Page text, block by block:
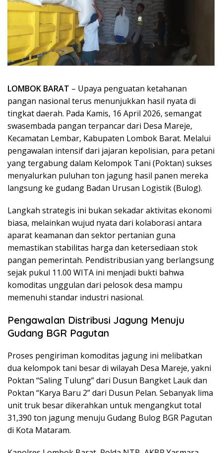
LOMBOK BARAT – Upaya penguatan ketahanan
pangan nasional terus menunjukkan hasil nyata di
tingkat daerah. Pada Kamis, 16 April 2026, semangat
swasembada pangan terpancar dari Desa Mareje,
Kecamatan Lembar, Kabupaten Lombok Barat. Melalui
pengawalan intensif dari jajaran kepolisian, para petani
yang tergabung dalam Kelompok Tani (Poktan) sukses
menyalurkan puluhan ton jagung hasil panen mereka
langsung ke gudang Badan Urusan Logistik (Bulog).
Langkah strategis ini bukan sekadar aktivitas ekonomi
biasa, melainkan wujud nyata dari kolaborasi antara
aparat keamanan dan sektor pertanian guna
memastikan stabilitas harga dan ketersediaan stok
pangan pemerintah. Pendistribusian yang berlangsung
sejak pukul 11.00 WITA ini menjadi bukti bahwa
komoditas unggulan dari pelosok desa mampu
memenuhi standar industri nasional.
Pengawalan Distribusi Jagung Menuju
Gudang BGR Pagutan
Proses pengiriman komoditas jagung ini melibatkan
dua kelompok tani besar di wilayah Desa Mareje, yakni
Poktan “Saling Tulung” dari Dusun Bangket Lauk dan
Poktan “Karya Baru 2” dari Dusun Pelan. Sebanyak lima
unit truk besar dikerahkan untuk mengangkut total
31,390 ton jagung menuju Gudang Bulog BGR Pagutan
di Kota Mataram.